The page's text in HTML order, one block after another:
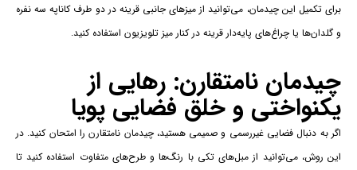
برای تکمیل این چیدمان، می‌توانید از میزهای جانبی قرینه در دو طرف کاناپه سه نفره
و گلدان‌ها یا چراغ‌های پایه‌دار قرینه در کنار میز تلویزیون استفاده کنید.
چیدمان نامتقارن: رهایی از
یکنواختی و خلق فضایی پویا
اگر به دنبال فضایی غیررسمی و صمیمی هستید، چیدمان نامتقارن را امتحان کنید. در
این روش، می‌توانید از مبل‌های تکی با رنگ‌ها و طرح‌های متفاوت استفاده کنید تا